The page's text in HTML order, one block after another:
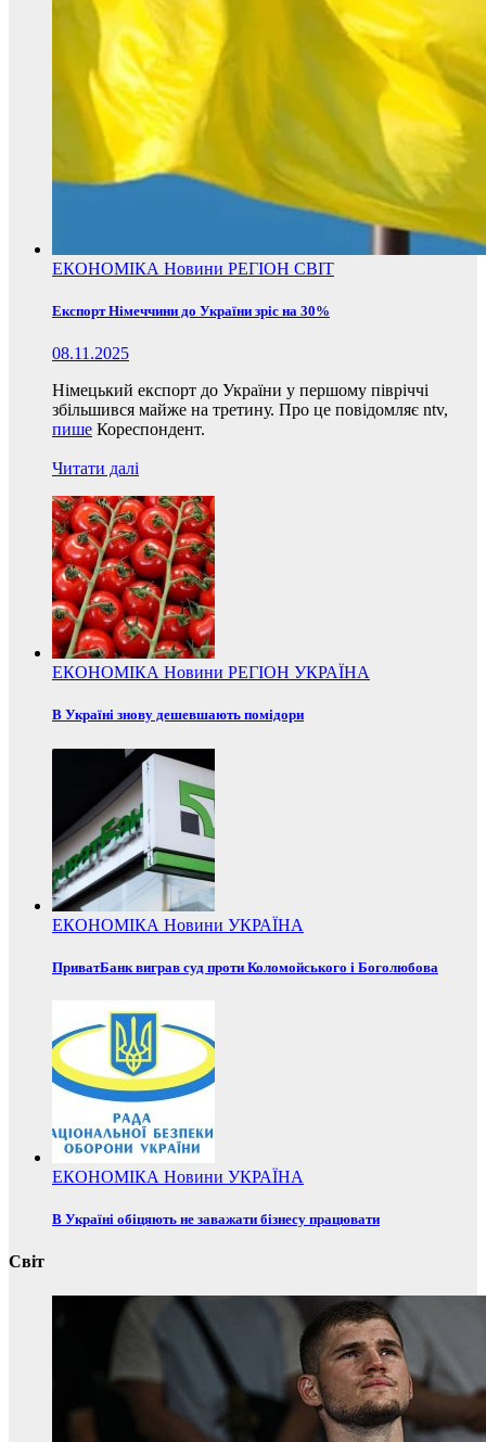
ЕКОНОМІКА Новини РЕГІОН СВІТ
Експорт Німеччини до України зріс на 30%
08.11.2025
Німецький експорт до України у першому півріччі
збільшився майже на третину. Про це повідомляє ntv,
пише Кореспондент.
Читати далі
ЕКОНОМІКА Новини РЕГІОН УКРАЇНА
В Україні знову дешевшають помідори
ЕКОНОМІКА Новини УКРАЇНА
ПриватБанк виграв суд проти Коломойського і Боголюбова
ЕКОНОМІКА Новини УКРАЇНА
В Україні обіцяють не заважати бізнесу працювати
Світ